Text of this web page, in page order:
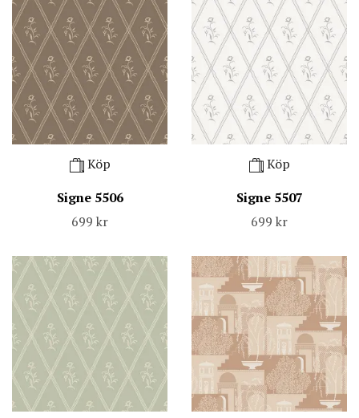
Köp
Signe 5506
699 kr
Köp
Signe 5507
699 kr